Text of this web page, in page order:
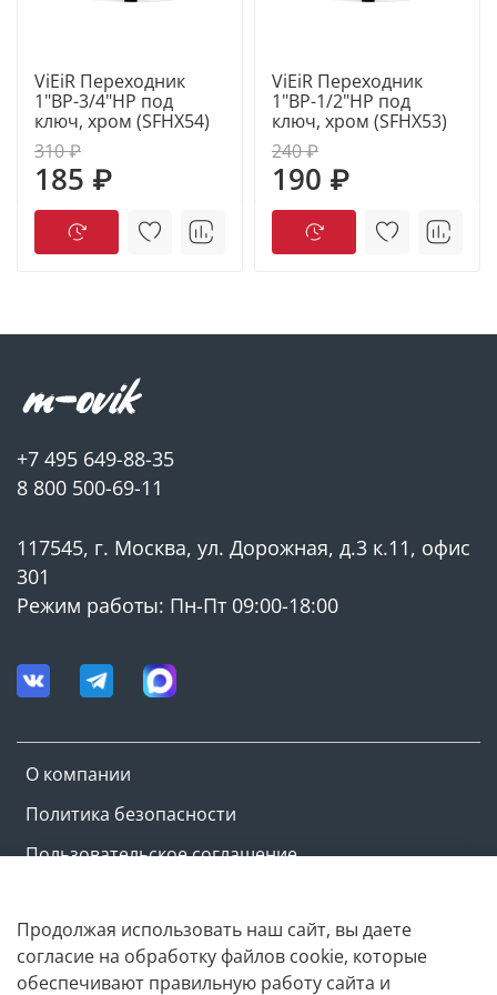
ViEiR Переходник
1"ВР-3/4"НР под
ключ, хром (SFHX54)
310 ₽
185 ₽
ViEiR Переходник
1"ВР-1/2"НР под
ключ, хром (SFHX53)
240 ₽
190 ₽
О компании
Политика безопасности
Пользовательское соглашение
+7 495 649-88-35
8 800 500-69-11
117545, г. Москва, ул. Дорожная, д.3 к.11, офис
301
Режим работы: Пн-Пт 09:00-18:00
Copyright © M-ovik.ru. 2022-2026
Продолжая использовать наш сайт, вы даете
согласие на обработку файлов cookie, которые
обеспечивают правильную работу сайта и